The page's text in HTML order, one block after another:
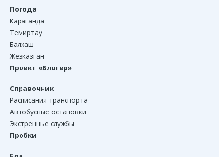
Погода
Караганда
Темиртау
Балхаш
Жезказган
Проект «Блогер»
Справочник
Расписания транспорта
Автобусные остановки
Экстренные службы
Пробки